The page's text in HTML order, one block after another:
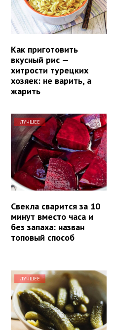
Как приготовить
вкусный рис —
хитрости турецких
хозяек: не варить, а
жарить
ЛУЧШЕЕ
Свекла сварится за 10
минут вместо часа и
без запаха: назван
топовый способ
ЛУЧШЕЕ